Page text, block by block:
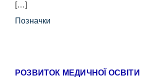
[…]
Позначки
РОЗВИТОК МЕДИЧНОЇ ОСВІТИ